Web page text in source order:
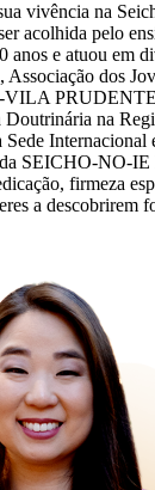
vivência na
acolhida pelo
e atuou em
dos
VILA
Doutrinária na
Internacional
da SEICHO-NO-
firmeza
a descobrirem